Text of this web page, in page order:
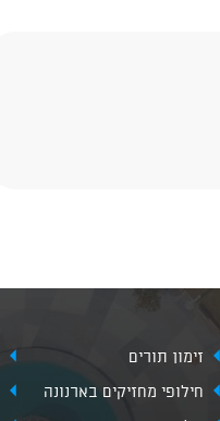
זימון תורים
חילופי מחזיקים בארנונה